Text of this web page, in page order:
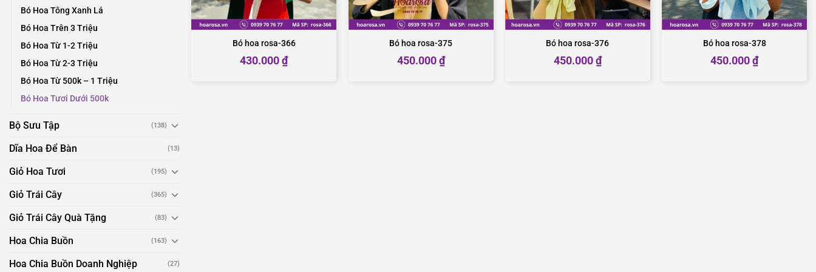
Bó Hoa Tông Xanh Lá
Bó Hoa Trên 3 Triệu
Bó Hoa Từ 1-2 Triệu
Bó Hoa Từ 2-3 Triệu
Bó Hoa Từ 500k – 1 Triệu
Bó Hoa Tươi Dưới 500k
Bộ Sưu Tập (138)
Dĩa Hoa Để Bàn (13)
Giỏ Hoa Tươi (195)
Giỏ Trái Cây (365)
Giỏ Trái Cây Quà Tặng (83)
Hoa Chia Buồn (163)
Hoa Chia Buồn Doanh Nghiệp (27)
Bó hoa rosa-366
430.000₫
Bó hoa rosa-375
450.000₫
Bó hoa rosa-376
450.000₫
Bó hoa rosa-378
450.000₫